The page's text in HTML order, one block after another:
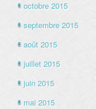
octobre 2015
septembre 2015
août 2015
juillet 2015
juin 2015
mai 2015